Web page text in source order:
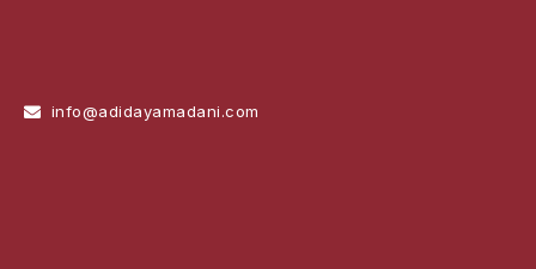
info@adidayamadani.com